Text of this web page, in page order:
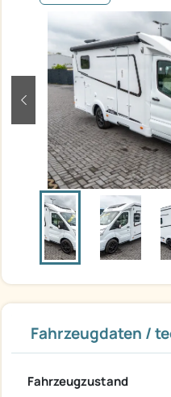
zurück
Fahrzeugdaten /
Fahrzeugzustand